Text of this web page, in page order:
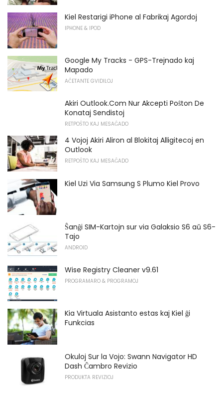
Kiel Restarigi iPhone al Fabrikaj Agordoj
IPHONE & IPOD
Google My Tracks - GPS-Trejnado kaj
Mapado
AĈETANTE GVIDILOJ
Akiri Outlook.Com Nur Akcepti Poŝton De
Konataj Sendistoj
RETPOŜTO KAJ MESAĜADO
4 Vojoj Akiri Aliron al Blokitaj Alligitecoj en
Outlook
RETPOŜTO KAJ MESAĜADO
Kiel Uzi Via Samsung S Plumo Kiel Provo
Ŝanĝi SIM-Kartojn sur via Galaksio S6 aŭ S6-
Tajo
ANDROID
Wise Registry Cleaner v9.61
PROGRAMARO & PROGRAMOJ
Kia Virtuala Asistanto estas kaj Kiel ĝi
Funkcias
Okuloj Sur la Vojo: Swann Navigator HD
Dash Ĉambro Revizio
PRODUKTA REVIZIOJ